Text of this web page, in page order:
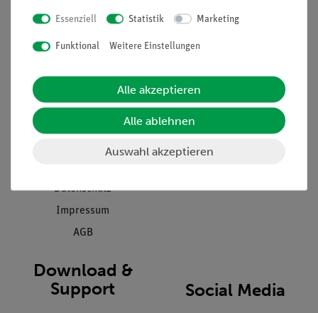
Informationen
Projekte und Lösungen
Presse
Datenschutz
Impressum
AGB
Service
Beratung & Showroom
Inventarisierungs- &
Download &
Support
Social Media
Essenziell Statistik Marketing
Funktional Weitere Einstellungen
Alle akzeptieren
Alle ablehnen
Auswahl akzeptieren